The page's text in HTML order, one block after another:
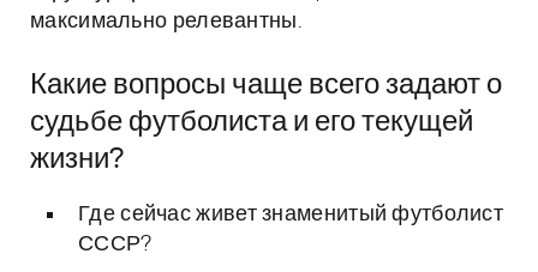
максимально релевантны.
Какие вопросы чаще всего задают о
судьбе футболиста и его текущей
жизни?
Где сейчас живет знаменитый футболист
СССР?